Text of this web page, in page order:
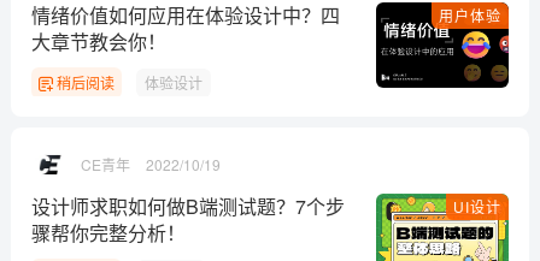
用户体验
情绪价值如何应用在体验设计中？四
大章节教会你！
稍后阅读 体验设计
CE青年 2022/10/19
UI设计
设计师求职如何做B端测试题？7个步
骤帮你完整分析！